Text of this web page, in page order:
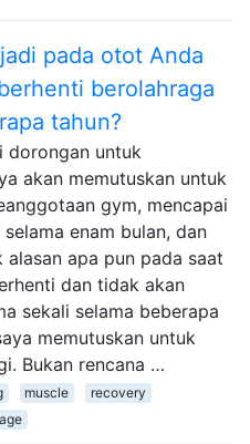
pada otot Anda
berolahraga
tahun?
dorongan untuk
akan memutuskan untuk
gym, mencapai
enam bulan, dan
alasan apa pun pada saat
dan tidak akan
sekali selama beberapa
memutuskan untuk
Bukan rencana …
muscle
recovery
age